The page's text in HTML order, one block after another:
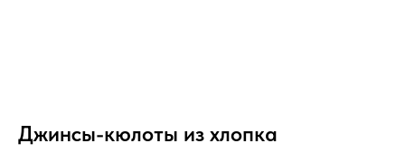
Джинсы-кюлоты из хлопка